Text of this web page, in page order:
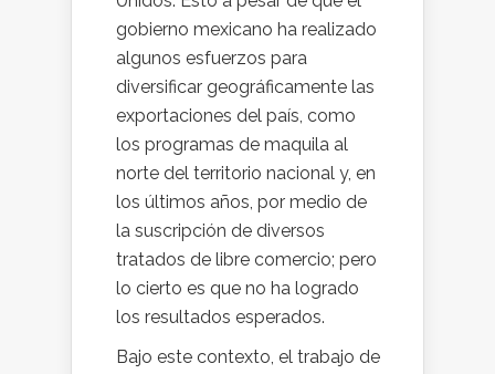
gobierno mexicano ha realizado
algunos esfuerzos para
diversificar geográficamente las
exportaciones del país, como
los programas de maquila al
norte del territorio nacional y, en
los últimos años, por medio de
la suscripción de diversos
tratados de libre comercio; pero
lo cierto es que no ha logrado
los resultados esperados.
Bajo este contexto, el trabajo de